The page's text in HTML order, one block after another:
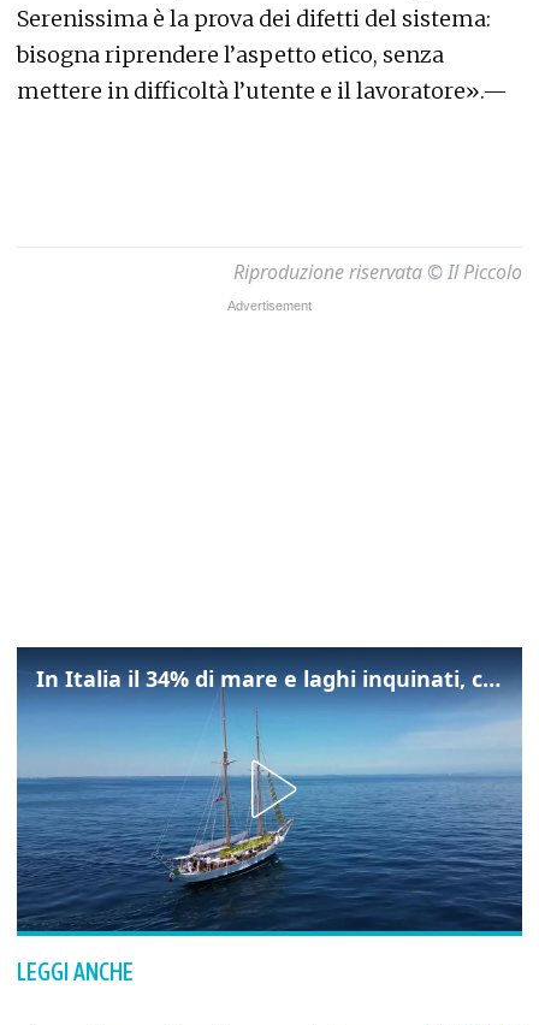
Serenissima è la prova dei difetti del sistema:
bisogna riprendere l’aspetto etico, senza
mettere in difficoltà l’utente e il lavoratore».—
Riproduzione riservata © Il Piccolo
In Italia il 34% di mare e laghi inquinati, colpa della maladepurazione
LEGGI ANCHE